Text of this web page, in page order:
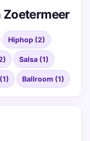
Hiphop (2)
Salsa (1)
Ballroom (1)